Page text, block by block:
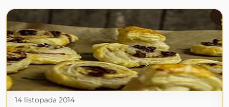
14 listopada 2014